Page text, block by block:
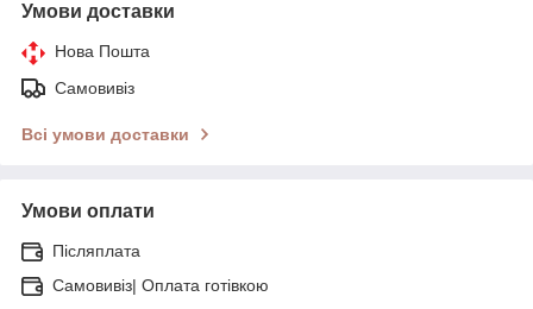
Умови доставки
Нова Пошта
Самовивіз
Всі умови доставки
Умови оплати
Післяплата
Самовивіз| Оплата готівкою